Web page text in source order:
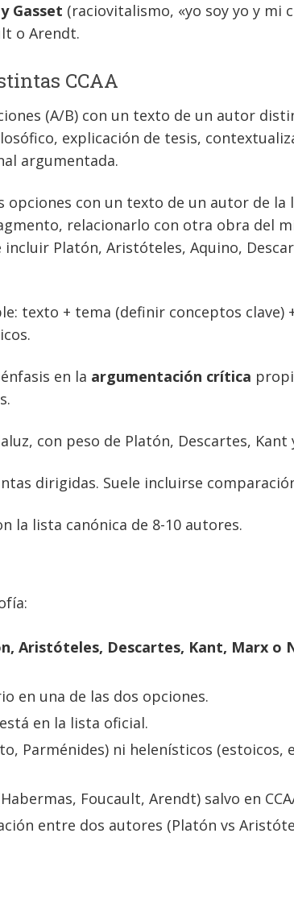
Gasset (raciovitalismo, «yo soy yo y mi
o Arendt.
CCAA
(A/B) con un texto de un autor
explicación de tesis,
argumentada.
opciones con un texto de un autor de
relacionarlo con otra obra del
Platón, Aristóteles, Aquino,
texto + tema (definir conceptos
en la argumentación crítica
con peso de Platón, Descartes, Kant
dirigidas. Suele incluirse
la lista canónica de 8-10 autores.
Aristóteles, Descartes, Kant, Marx o
en una de las dos opciones.
en la lista oficial.
Parménides) ni helenísticos (estoicos,
Foucault, Arendt) salvo en
entre dos autores (Platón vs